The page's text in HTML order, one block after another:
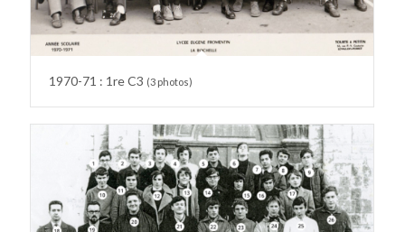
1970-71 : 1re C3 (3 photos)